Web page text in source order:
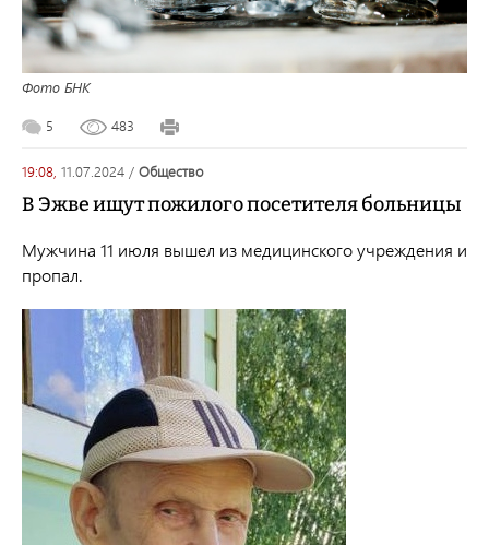
Фото БНК
5 483
19:08, 11.07.2024 / общество
В Эжве ищут пожилого посетителя больницы
Мужчина 11 июля вышел из медицинского учреждения и
пропал.